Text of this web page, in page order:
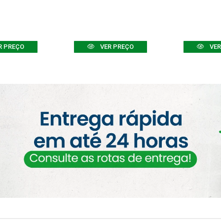
PREÇO VER PREÇO